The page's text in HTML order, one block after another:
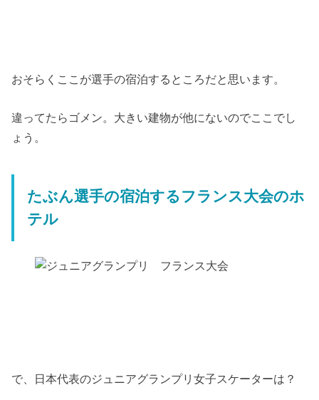
おそらくここが選手の宿泊するところだと思います。
違ってたらゴメン。大きい建物が他にないのでここでし
ょう。
たぶん選手の宿泊するフランス大会のホ
テル
で、日本代表のジュニアグランプリ女子スケーターは？